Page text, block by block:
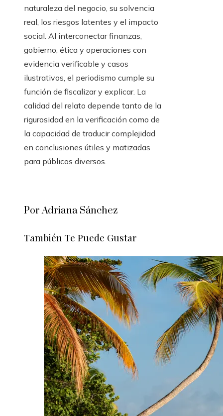
naturaleza del negocio, su solvencia
real, los riesgos latentes y el impacto
social. Al interconectar finanzas,
gobierno, ética y operaciones con
evidencia verificable y casos
ilustrativos, el periodismo cumple su
función de fiscalizar y explicar. La
calidad del relato depende tanto de la
rigurosidad en la verificación como de
la capacidad de traducir complejidad
en conclusiones útiles y matizadas
para públicos diversos.
Por Adriana Sánchez
También Te Puede Gustar